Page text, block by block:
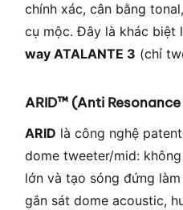
chính xác, cân bằng
cụ mộc. Đây là khác biệt
way ATALANTE 3 (chỉ
ARID™ (Anti
ARID là công nghệ
dome tweeter/mid:
lớn và tạo sóng đứng
gắn sát dome acoustic,